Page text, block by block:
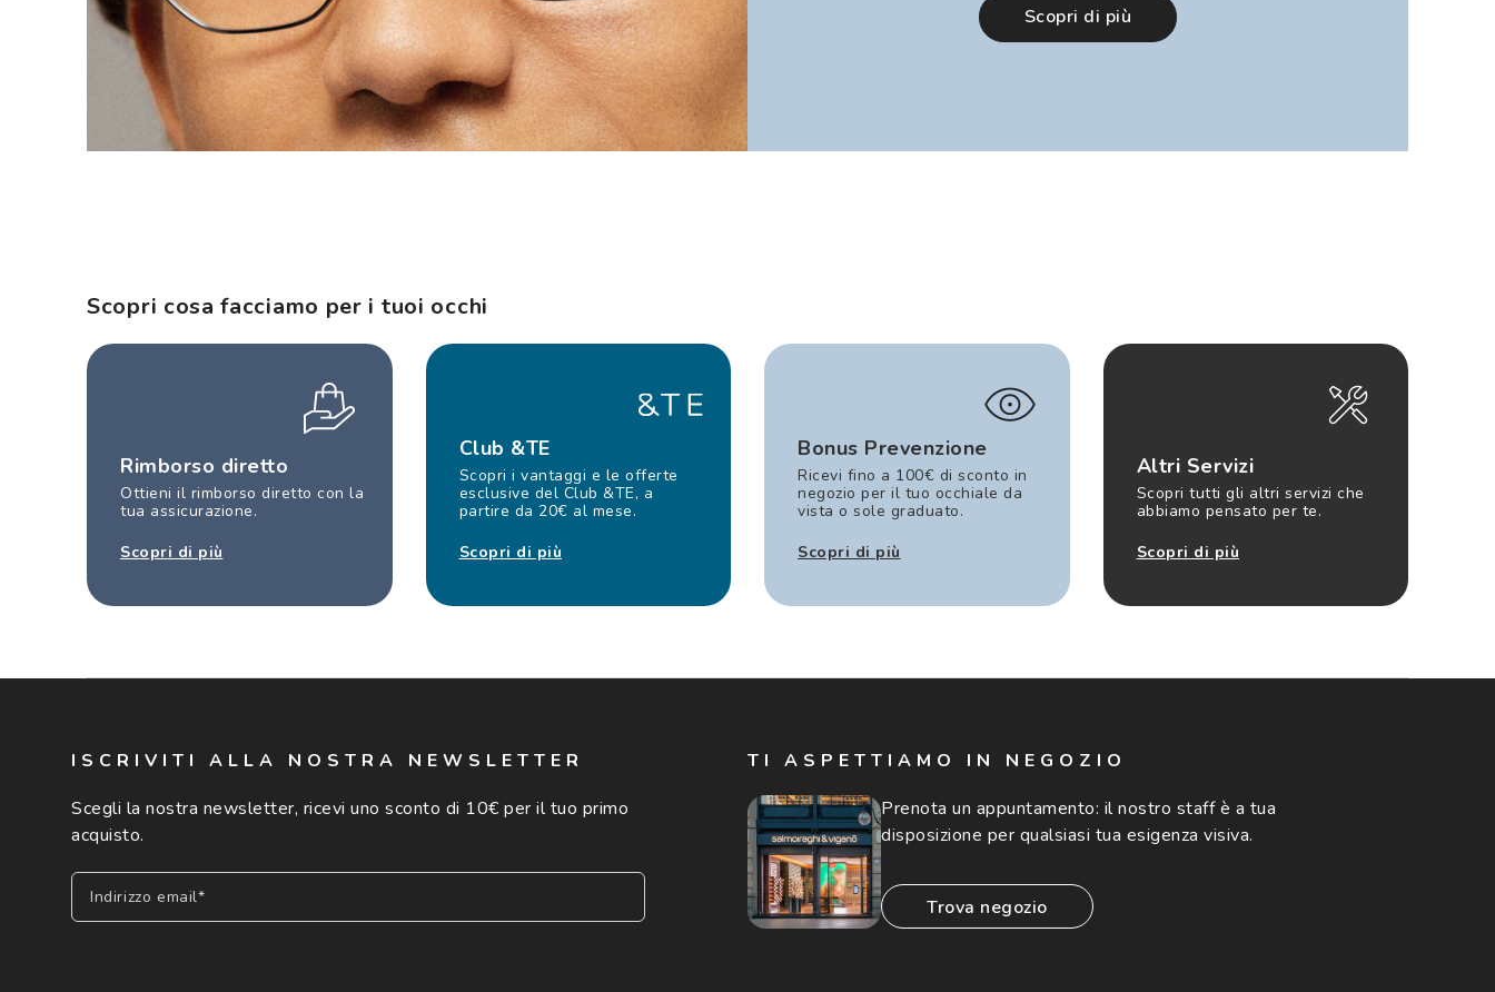
Scopri di più
Scopri cosa facciamo per i tuoi occhi
Rimborso diretto
Ottieni il rimborso diretto con la
tua assicurazione.
Scopri di più
Club &TE
Scopri i vantaggi e le offerte
esclusive del Club &TE, a
partire da 20€ al mese.
Scopri di più
Bonus Prevenzione
Ricevi fino a 100€ di sconto in
negozio per il tuo occhiale da
vista o sole graduato.
Scopri di più
Altri Servizi
Scopri tutti gli altri servizi che
abbiamo pensato per te.
Scopri di più
ISCRIVITI ALLA NOSTRA NEWSLETTER
Scegli la nostra newsletter, ricevi uno sconto di 10€ per il tuo primo
acquisto.
Indirizzo email*
TI ASPETTIAMO IN NEGOZIO
Prenota un appuntamento: il nostro staff è a tua
disposizione per qualsiasi tua esigenza visiva.
trova negozio